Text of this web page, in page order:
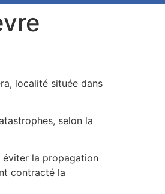
localité située dans
selon la
éviter la propagation
contracté la